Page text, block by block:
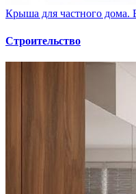
Крыша для частного
Строительство